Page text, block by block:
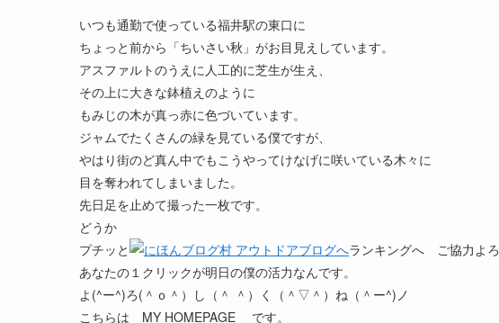
いつも通勤で使っている福井駅の東口に
ちょっと前から「ちいさい秋」がお目見えしています。
アスファルトのうえに人工的に芝生が生え、
その上に大きな鉢植えのように
もみじの木が真っ赤に色づいています。
ジャムでたくさんの緑を見ている僕ですが、
やはり街のど真ん中でもこうやってけなげに咲いている木々に
目を奪われてしまいました。
先日足を止めて撮った一枚です。
どうか
プチッと
ランキングへ ご協力よろ
あなたの１クリックが明日の僕の活力なんです。
よ(^ー^)ろ(＾ｏ＾）し（＾ ＾）く（＾▽＾）ね（＾ー^)ノ
こちらは MY HOMEPAGE です。